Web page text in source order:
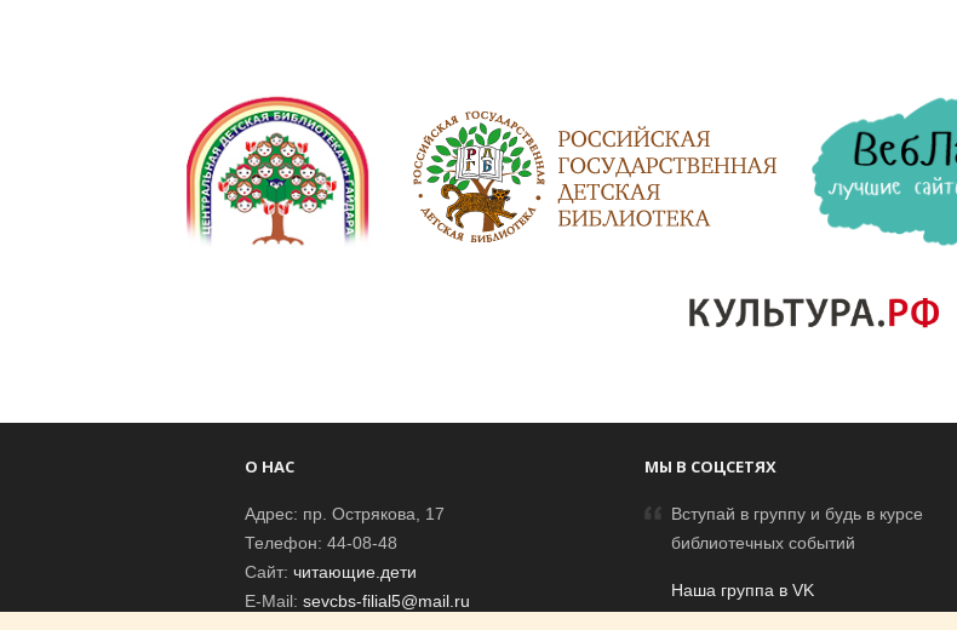
О НАС
Адрес: пр. Острякова, 17
Телефон: 44-08-48
Сайт: читающие.дети
E-Mail: sevcbs-filial5@mail.ru
МЫ В СОЦСЕТЯХ
Вступай в группу и будь в курсе
библиотечных событий
Наша группа в VK